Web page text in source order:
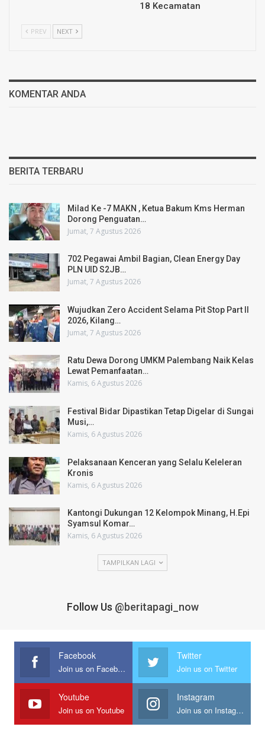
18 Kecamatan
PREV NEXT
KOMENTAR ANDA
BERITA TERBARU
Milad Ke -7 MAKN , Ketua Bakum Kms Herman
Dorong Penguatan…
Jumat, 7 Agustus 2026
702 Pegawai Ambil Bagian, Clean Energy Day
PLN UID S2JB…
Jumat, 7 Agustus 2026
Wujudkan Zero Accident Selama Pit Stop Part II
2026, Kilang…
Jumat, 7 Agustus 2026
Ratu Dewa Dorong UMKM Palembang Naik Kelas
Lewat Pemanfaatan…
Kamis, 6 Agustus 2026
Festival Bidar Dipastikan Tetap Digelar di Sungai
Musi,…
Kamis, 6 Agustus 2026
Pelaksanaan Kenceran yang Selalu Keleleran
Kronis
Kamis, 6 Agustus 2026
Kantongi Dukungan 12 Kelompok Minang, H.Epi
Syamsul Komar…
Kamis, 6 Agustus 2026
TAMPILKAN LAGI
Follow Us @beritapagi_now
Facebook
Join us on Facebook
Twitter
Join us on Twitter
Youtube
Join us on Youtube
Instagram
Join us on Instagram